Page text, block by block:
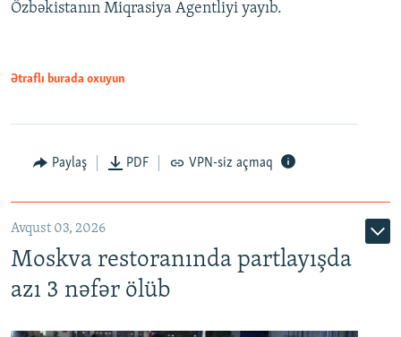
Özbəkistanın Miqrasiya Agentliyi yayıb.
Ətraflı burada oxuyun
Paylaş PDF VPN-siz açmaq
Avqust 03, 2026
Moskva restoranında partlayışda
azı 3 nəfər ölüb